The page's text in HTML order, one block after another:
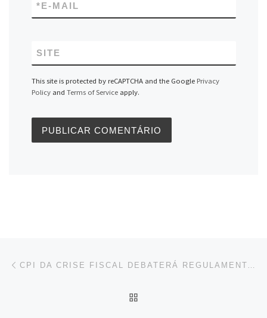
E-MAIL
*
SITE
This site is protected by reCAPTCHA and the Google Privacy
Policyand Terms of Serviceapply.
Navegação do post